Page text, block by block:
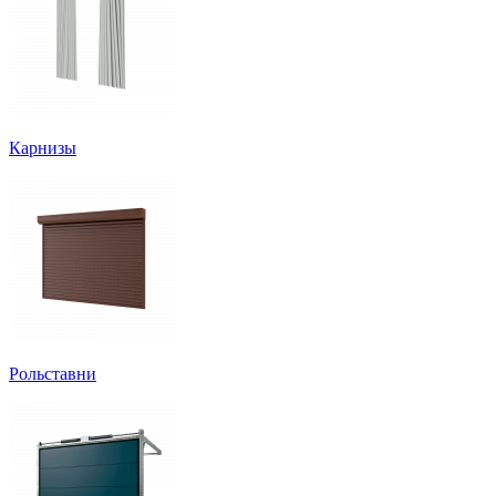
Карнизы
Рольставни